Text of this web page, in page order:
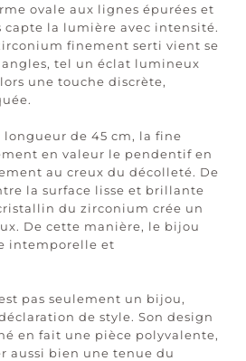
ovale aux lignes épurées et
la lumière avec intensité.
finement serti vient se
angles, tel un éclat lumineux
une touche discrète,
longueur de 45 cm, la fine
en valeur le pendentif en
au creux du décolleté. De
la surface lisse et brillante
du zirconium crée un
De cette manière, le bijou
intemporelle et
pas seulement un bijou,
de style. Son design
en fait une pièce polyvalente,
aussi bien une tenue du